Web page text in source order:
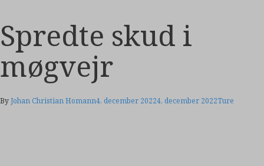
Spredte skud i
møgvejr
ByJohan Christian Homann4. december 20224. december 2022Ture